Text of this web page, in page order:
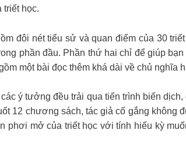
triết học.
đôi nét tiểu sử và quan điểm của 30
phần đầu. Phần thứ hai chỉ để giúp
một bài đọc thêm khá dài về chủ nghĩa
ý tưởng đều trải qua tiến trình biến
12 chương sách, tác giả cố gắng không
phơi mở của triết học với tính hiếu kỳ